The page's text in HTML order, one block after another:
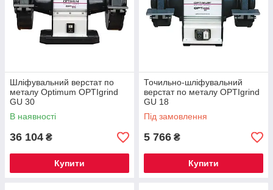
Шліфувальний верстат по
металу Optimum OPTIgrind
GU 30
В наявності
36 104 ₴
Купити
Точильно-шліфувальний
верстат по металу OPTIgrind
GU 18
Під замовлення
5 766 ₴
Купити